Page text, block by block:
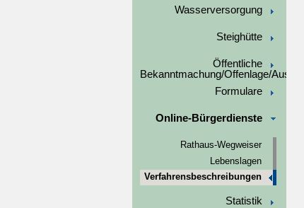
Wasserversorgung
Steighütte
Öffentliche
Bekanntmachung/Offenlage/
Formulare
Online-Bürgerdienste
Rathaus-Wegweiser
Lebenslagen
Verfahrensbeschreibungen
Statistik